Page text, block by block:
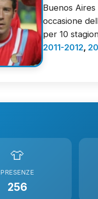
Buenos
occasione
per 10
2011-2012,
👕
PRESENZE
256